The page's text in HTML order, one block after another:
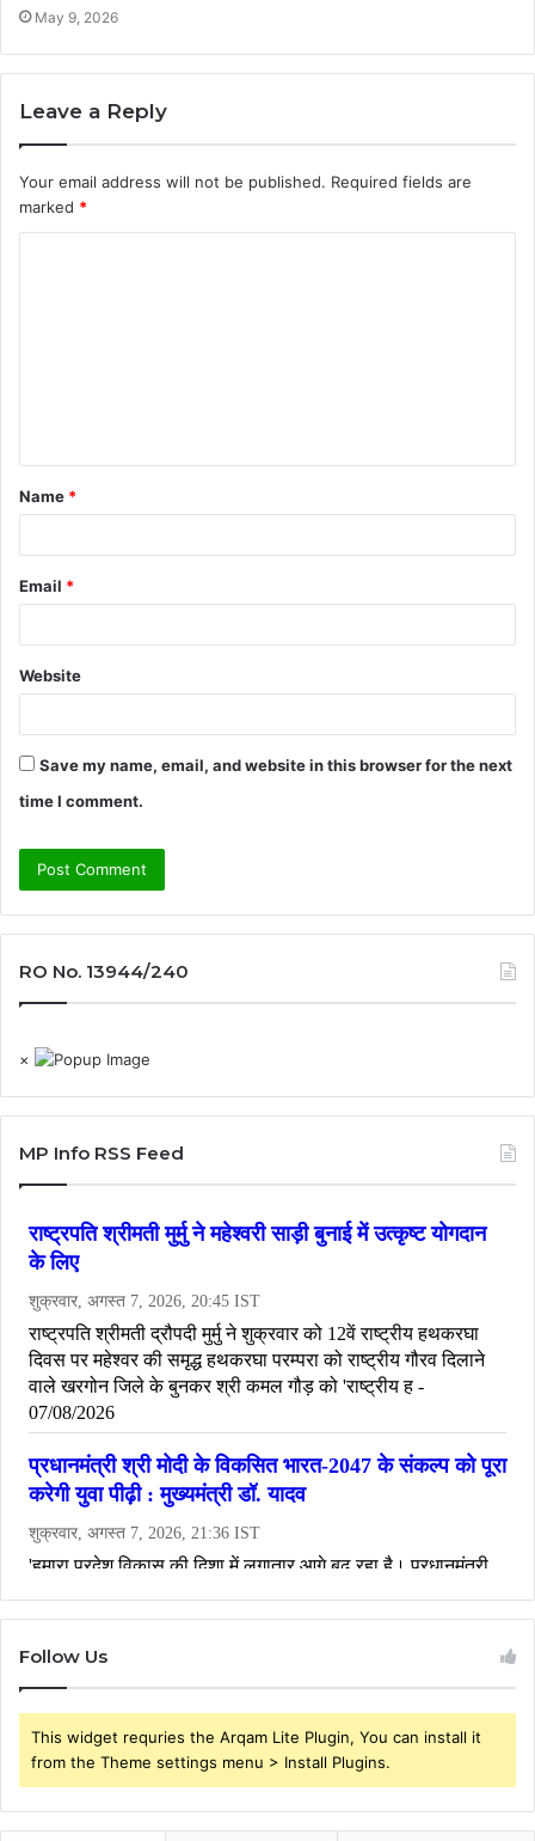
May 9, 2026
Leave a Reply
Your email address will not be published. Required fields are
marked *
t
*
Name *
Email *
Website
Save my name, email, and website in this browser for the next
time I comment.
RO No. 13944/240
×
MP Info RSS Feed
Follow Us
This widget requries the Arqam Lite Plugin, You can install it
from the Theme settings menu > Install Plugins.